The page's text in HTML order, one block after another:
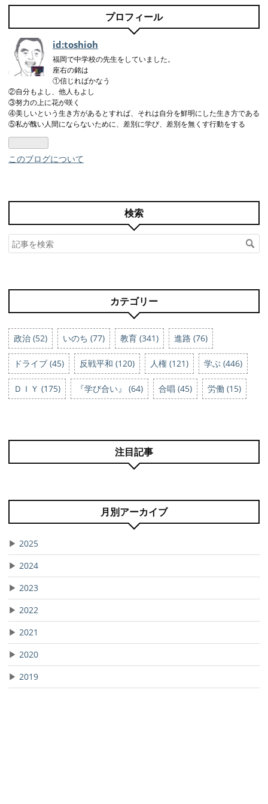
プロフィール
id:toshioh
福岡で中学校の先生をしていました。
座右の銘は
①信じればかなう
②自分もよし、他人もよし
③努力の上に花が咲く
④美しいという生き方があるとすれば、それは自分を鮮明にした生き方である
⑤私が醜い人間にならないために、差別に学び、差別を無くす行動をする
このブログについて
検索
カテゴリー
政治 (52) いのち (77) 教育 (341) 進路 (76)
ドライブ (45) 反戦平和 (120) 人権 (121) 学ぶ (446)
ＤＩＹ (175) 『学び合い』 (64) 合唱 (45) 労働 (15)
注目記事
月別アーカイブ
▶ 2025
▶ 2024
▶ 2023
▶ 2022
▶ 2021
▶ 2020
▶ 2019